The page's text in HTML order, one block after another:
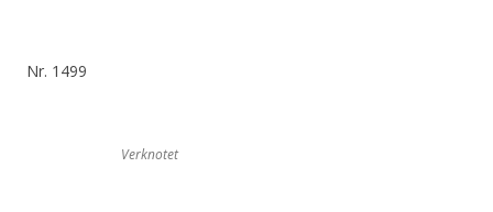
Nr. 1499
Verknotet